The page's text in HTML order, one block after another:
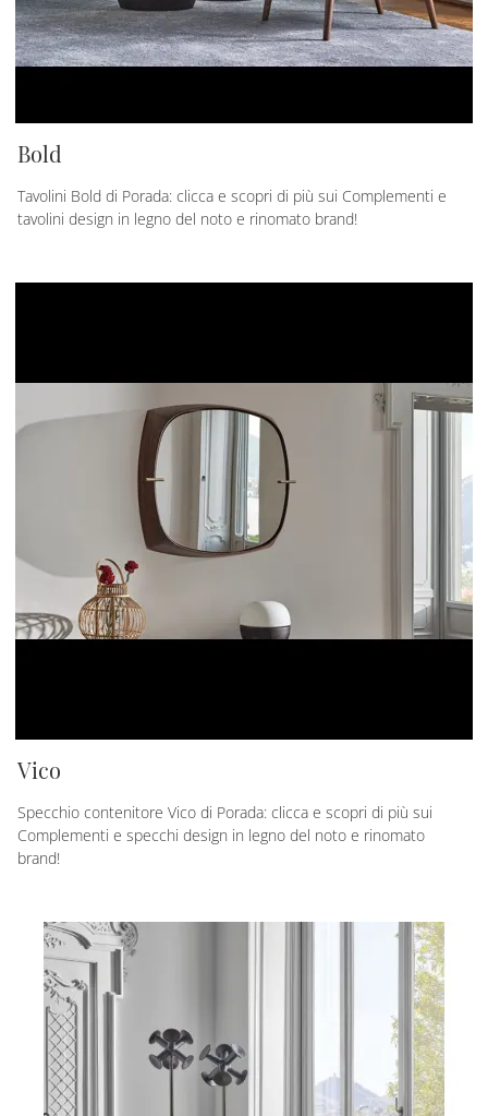
Bold
Tavolini Bold di Porada: clicca e scopri di più sui Complementi e
tavolini design in legno del noto e rinomato brand!
Vico
Specchio contenitore Vico di Porada: clicca e scopri di più sui
Complementi e specchi design in legno del noto e rinomato
brand!